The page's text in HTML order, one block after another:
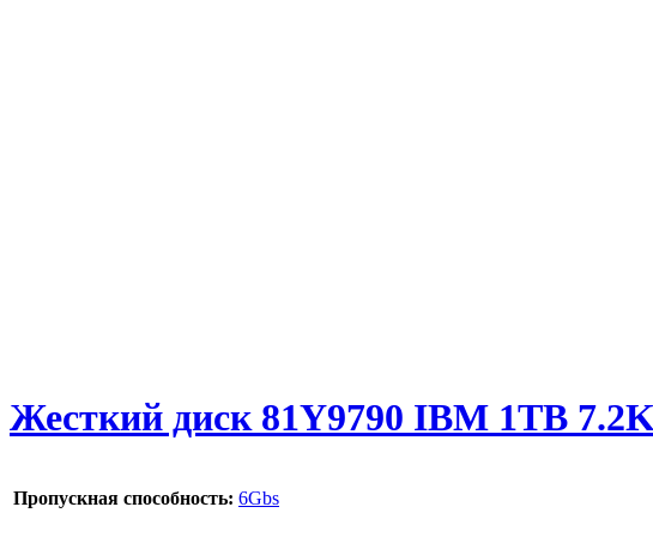
Жесткий диск 81Y9790 IBM 1TB
Пропускная способность: 6Gbs